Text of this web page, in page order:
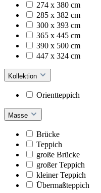
274 x 380 cm
285 x 382 cm
300 x 393 cm
365 x 445 cm
390 x 500 cm
447 x 324 cm
Kollektion
Orientteppich
Masse
Brücke
Teppich
große Brücke
großer Teppich
kleiner Teppich
Übermaßteppich